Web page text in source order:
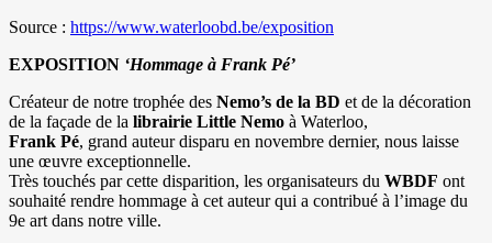
Source : https://www.waterloobd.be/exposition
EXPOSITION ‘Hommage à Frank Pé’
Créateur de notre trophée des Nemo’s de la BD et de la décoration
de la façade de la librairie Little Nemo à Waterloo,
Frank Pé, grand auteur disparu en novembre dernier, nous laisse
une œuvre exceptionnelle.
Très touchés par cette disparition, les organisateurs du WBDF ont
souhaité rendre hommage à cet auteur qui a contribué à l’image du
9e art dans notre ville.